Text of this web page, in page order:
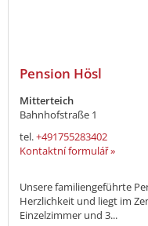
Pension Hösl
Mitterteich
Bahnhofstraße 1
tel.+491755283402
Kontaktní formulář »
Unsere familiengeführte
Herzlichkeit und liegt im
Einzelzimmer und 3...